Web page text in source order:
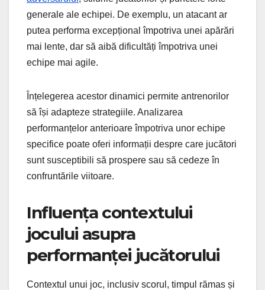
generale ale echipei. De exemplu, un atacant ar
putea performa excepțional împotriva unei apărări
mai lente, dar să aibă dificultăți împotriva unei
echipe mai agile.
Înțelegerea acestor dinamici permite antrenorilor
să își adapteze strategiile. Analizarea
performanțelor anterioare împotriva unor echipe
specifice poate oferi informații despre care jucători
sunt susceptibili să prospere sau să cedeze în
confruntările viitoare.
Influența contextului
jocului asupra
performanței jucătorului
Contextul unui joc, inclusiv scorul, timpul rămas și